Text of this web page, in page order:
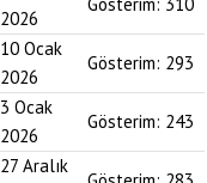
2026
10 Ocak
2026
Gösterim: 293
3 Ocak
2026
Gösterim: 243
27 Aralık